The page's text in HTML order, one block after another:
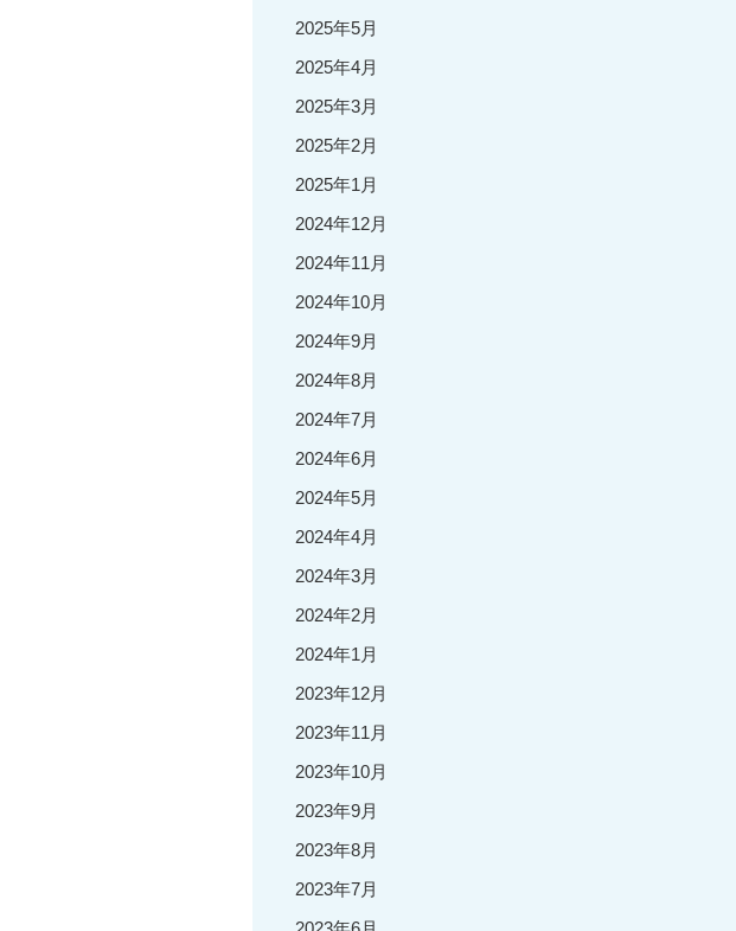
2025年5月
2025年4月
2025年3月
2025年2月
2025年1月
2024年12月
2024年11月
2024年10月
2024年9月
2024年8月
2024年7月
2024年6月
2024年5月
2024年4月
2024年3月
2024年2月
2024年1月
2023年12月
2023年11月
2023年10月
2023年9月
2023年8月
2023年7月